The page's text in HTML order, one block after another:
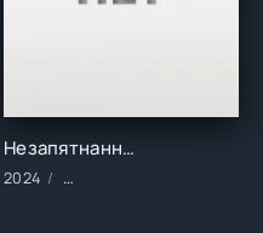
Русские/Мелодрамы
Незапятнанный (2024)
2024 Фильмы/2024 год/